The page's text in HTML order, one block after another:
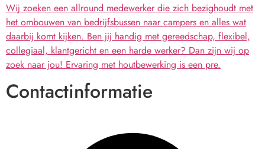
Wij zoeken een allround medewerker die zich bezighoudt met
het ombouwen van bedrijfsbussen naar campers en alles wat
daarbij komt kijken. Ben jij handig met gereedschap, flexibel,
collegiaal, klantgericht en een harde werker? Dan zijn wij op
zoek naar jou! Ervaring met houtbewerking is een pre.
Contactinformatie